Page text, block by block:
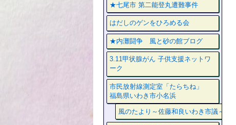
★七尾市 第二能登丸遭難事件
はだしのゲンをひろめる会
★内灘闘争 風と砂の館ブログ
3.11甲状腺がん 子供支援ネットワ
ーク
市民放射線測定室「たらちね」
福島県いわき市小名浜
風のたより～佐藤和良いわき市議～